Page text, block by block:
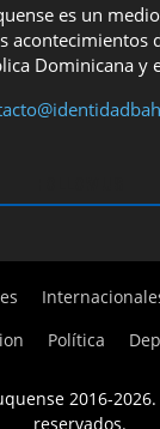
es un
acontecimientos
Dominicana y
Política
2016-
reservados.